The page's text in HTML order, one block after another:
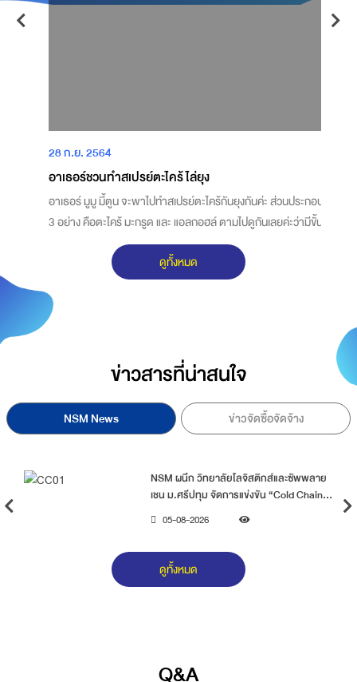
28 ก.ย. 2564
อาเธอร์ชวนทำสเปรย์ตะไคร้ไล่ยุง
อาเธอร์ มูมู มี้ตูน จะพาไปทำสเปรย์ตะไคร้กันยุงกันค่ะ ส่วนประกอบมี
3 อย่าง คือตะไคร้ มะกรูด และ แอลกอฮล์ ตามไปดูกันเลยค่ะว่ามีขั้น
ตอนในการทำอย่างไร
ดูทั้งหมด
ข่าวสารที่น่าสนใจ
NSM News ข่าวจัดซื้อจัดจ้าง
NSM ผนึก วิทยาลัยโลจิสติกส์และซัพพลาย
เชน ม.ศรีปทุม จัดการแข่งขัน “Cold Chain
Champion 2026” เวทีบอร์ดเกมโลจิสติกส์
ระดับประเทศ สร้างเยาวชนคุณภาพสู่อนาคต
05-08-2026
ดูทั้งหมด
Q&A